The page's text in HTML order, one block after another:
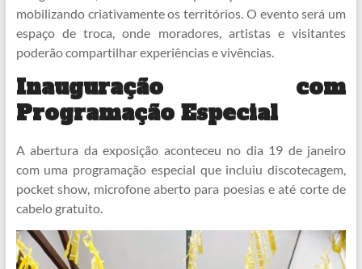
mobilizando criativamente os territórios. O evento será um
espaço de troca, onde moradores, artistas e visitantes
poderão compartilhar experiências e vivências.
Inauguração com
Programação Especial
A abertura da exposição aconteceu no dia 19 de janeiro
com uma programação especial que incluiu discotecagem,
pocket show, microfone aberto para poesias e até corte de
cabelo gratuito.